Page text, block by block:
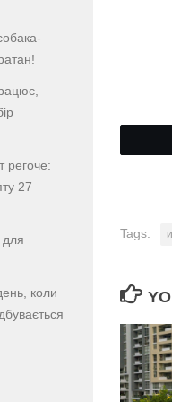
Tags:
регоче:
27
для
коли